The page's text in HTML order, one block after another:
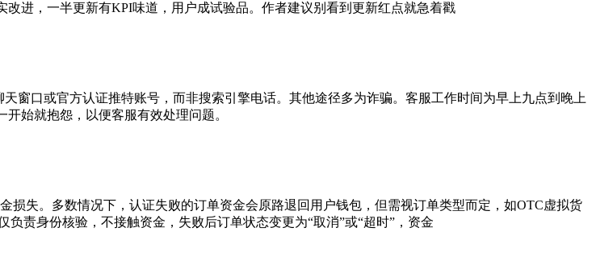
进，一半更新有KPI味道，用户成试验品。作者建议别看到更新红点就急着戳
窗口或官方认证推特账号，而非搜索引擎电话。其他途径多为诈骗。客服工作时间为早上九点到晚上
始就抱怨，以便客服有效处理问题。
损失。多数情况下，认证失败的订单资金会原路退回用户钱包，但需视订单类型而定，如OTC虚拟货
责身份核验，不接触资金，失败后订单状态变更为“取消”或“超时”，资金